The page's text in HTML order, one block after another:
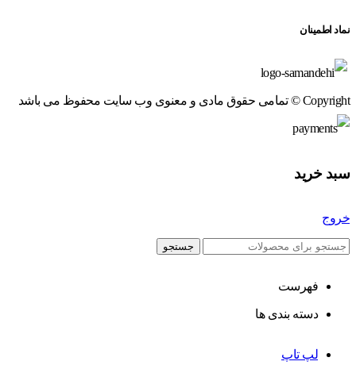
نماد اطمینان
Copyright © تمامی حقوق مادی و معنوی وب سایت محفوظ می باشد
سبد خرید
خروج
جستجو
فهرست
دسته بندی ها
لپ تاپ